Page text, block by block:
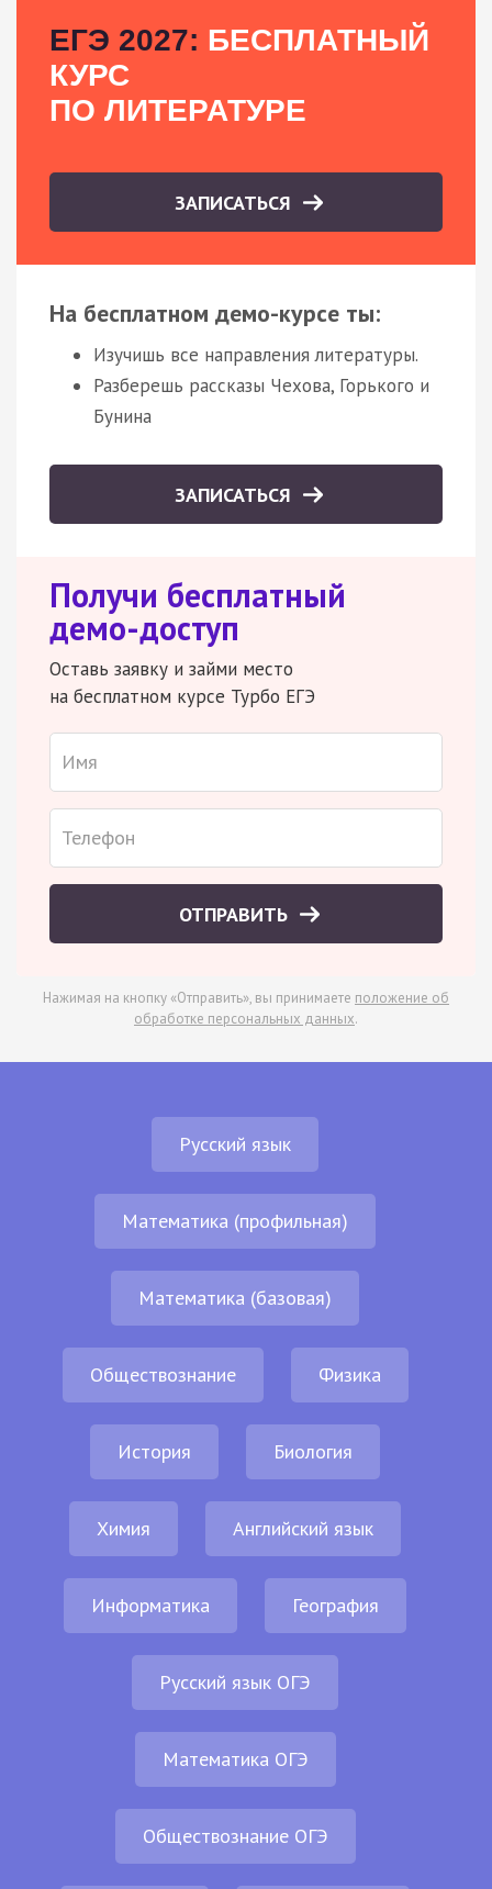
ЕГЭ 2027: БЕСПЛАТНЫЙ
КУРС
ПО ЛИТЕРАТУРЕ
ЗАПИСАТЬСЯ
На бесплатном демо-курсе ты:
Изучишь все направления литературы.
Разберешь рассказы Чехова, Горького и
Бунина
ЗАПИСАТЬСЯ
Получи бесплатный
демо-доступ
Оставь заявку и займи место
на бесплатном курсе Турбо ЕГЭ
ОТПРАВИТЬ
Нажимая на кнопку «Отправить», вы принимаете положение об
обработке персональных данных.
Русский язык
Математика (профильная)
Математика (базовая)
Обществознание Физика
История Биология
Химия Английский язык
Информатика География
Русский язык ОГЭ
Математика ОГЭ
Обществознание ОГЭ